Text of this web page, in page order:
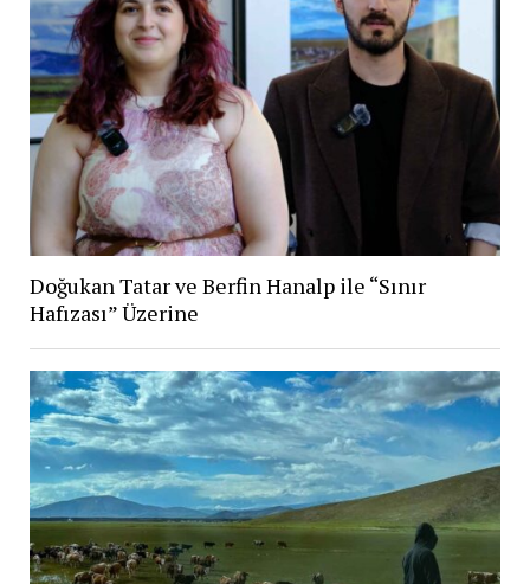
Doğukan Tatar ve Berfin Hanalp ile “Sınır
Hafızası” Üzerine